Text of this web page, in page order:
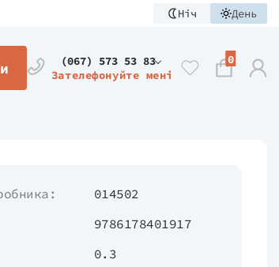
Ніч День
(067) 573 53 83
Зателефонуйте мені
0
014502
9786178401917
0.3